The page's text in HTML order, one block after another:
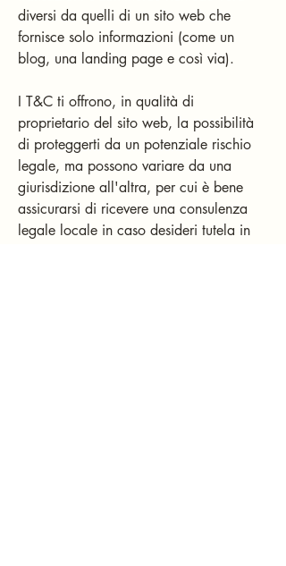
diversi da quelli di un sito web che
fornisce solo informazioni (come un
blog, una landing page e così via).
I T&C ti offrono, in qualità di
proprietario del sito web, la possibilità
di proteggerti da un potenziale rischio
legale, ma possono variare da una
giurisdizione all'altra, per cui è bene
assicurarsi di ricevere una consulenza
legale locale in caso desideri tutela in